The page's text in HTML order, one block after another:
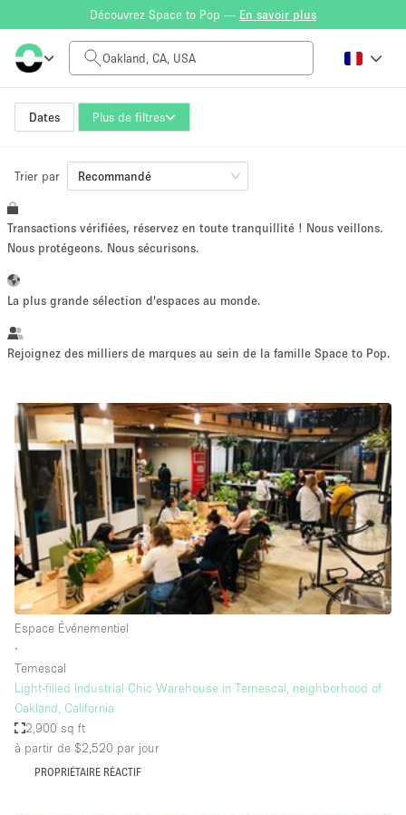
Découvrez Space to Pop — En savoir plus
Dates Plus de filtres
Tarif à la journée
$0
Taille de l'espace
~ 13 personnes
Vente au
détail
Showroom Événement Art Alimentation
Séance de
photo
Conférence Réunion Bureaux
Local
Commercial
Partagé
Type de l'espace
Atelier
Autre
Bateau
Trier par Recommandé
Transactions vérifiées, réservez en toute tranquillité ! Nous veillons.
Nous protégeons. Nous sécurisons.
La plus grande sélection d'espaces au monde.
Rejoignez des milliers de marques au sein de la famille Space to Pop.
Espace Événementiel
∙
Temescal
Light-filled Industrial Chic Warehouse in Temescal, neighborhood of
Oakland, California
2,900 sq ft
à partir de $2,520 par jour
PROPRIÉTAIRE RÉACTIF